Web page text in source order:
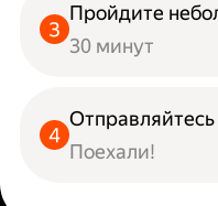
Пройдите
30 минут
Поехали!